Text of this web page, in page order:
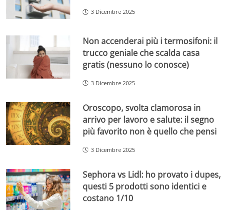
3 Dicembre 2025
Non accenderai più i termosifoni: il
trucco geniale che scalda casa
gratis (nessuno lo conosce)
3 Dicembre 2025
Oroscopo, svolta clamorosa in
arrivo per lavoro e salute: il segno
più favorito non è quello che pensi
3 Dicembre 2025
Sephora vs Lidl: ho provato i dupes,
questi 5 prodotti sono identici e
costano 1/10